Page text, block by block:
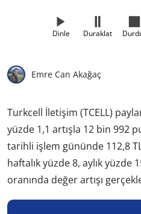
Dinle Duraklat
Emre Can Akağaç
Turkcell İletişim (TCELL)
yüzde 1,1 artışla 12 bin 992
tarihli işlem gününde 112,8
haftalık yüzde 8, aylık yüzde
oranında değer artışı